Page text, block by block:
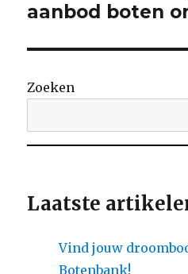
aanbod boten
Zoeken
Laatste
Vind jouw
Botenbank!